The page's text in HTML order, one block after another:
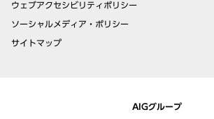
ウェブアクセシビリティポリシー
ソーシャルメディア・ポリシー
サイトマップ
AIGグループ